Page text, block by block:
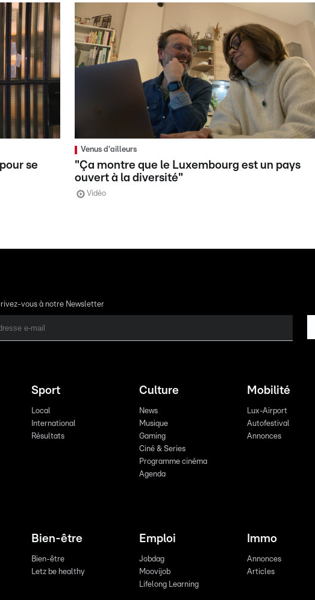
se
Venus d'ailleurs
"Ça montre que le Luxembourg est un pays
ouvert à la diversité"
Vidéo
vous à notre Newsletter
Sport
Local
International
Résultats
Culture
News
Musique
Gaming
Ciné & Series
Programme cinéma
Agenda
Mobilité
Lux-Airport
Autofestival
Annonces
Bien-être
Bien-être
Letz be healthy
Emploi
Jobdag
Moovijob
Lifelong Learning
Immo
Annonces
Articles